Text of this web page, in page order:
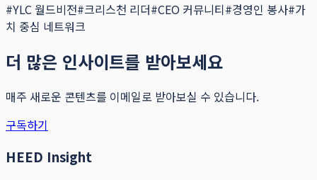
#YLC 월드비전#크리스천 리더#CEO 커뮤니티#경영인 봉사#가
치 중심 네트워크
더 많은 인사이트를 받아보세요
매주 새로운 콘텐츠를 이메일로 받아보실 수 있습니다.
구독하기
HEED Insight